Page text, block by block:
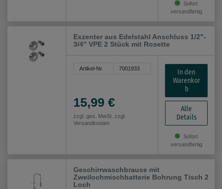
Sofort
versandfertig
Exzenter aus Edelstahl Anschluss 1/2"-
3/4" VPE 2 Stück mit Rosette
Artikel-Nr. 7001933
15,99 €
zzgl. ges. MwSt. zzgl.
Versandkosten
In den
Warenkor
b
Alle
Details
Sofort
versandfertig
Geschirrwaschbrause mit
Zweilochmischbatterie Bohrung Tisch 2
Loch